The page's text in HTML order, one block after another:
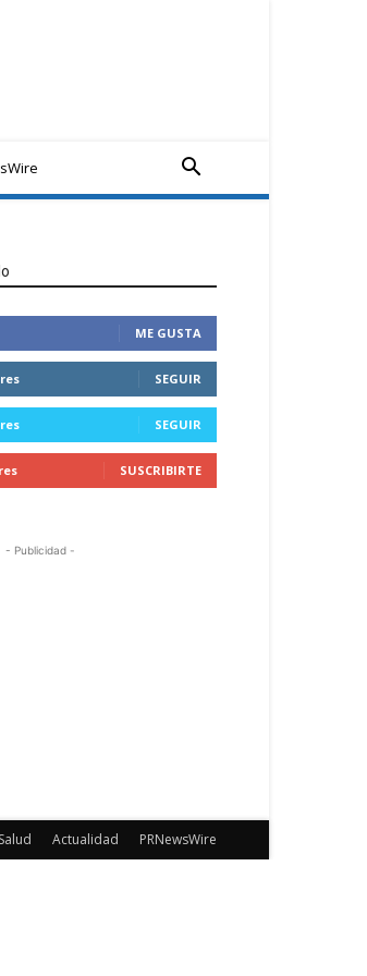
ME GUSTA
SEGUIR
SEGUIR
SUSCRIBIRTE
- Publicidad -
Salud Actualidad PRNewsWire